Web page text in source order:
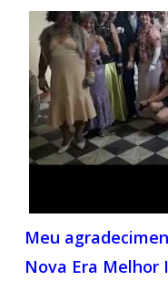
Meu
Nova Era Melhor